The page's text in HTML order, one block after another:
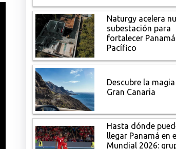
Naturgy acelera
subestación para
fortalecer Panamá
Pacífico
Descubre la
Gran Canaria
Hasta dónde
llegar Panamá en
Mundial 2026: